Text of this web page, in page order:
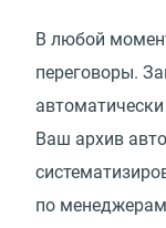
В любой
переговоры.
Ваш архив
по